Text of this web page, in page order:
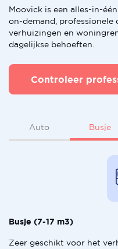
Moovick is een alles-in-
on-demand,
verhuizingen en
dagelijkse behoeften.
Controleer
Auto Busje
Busje (7-17 m3)
Zeer geschikt voor het